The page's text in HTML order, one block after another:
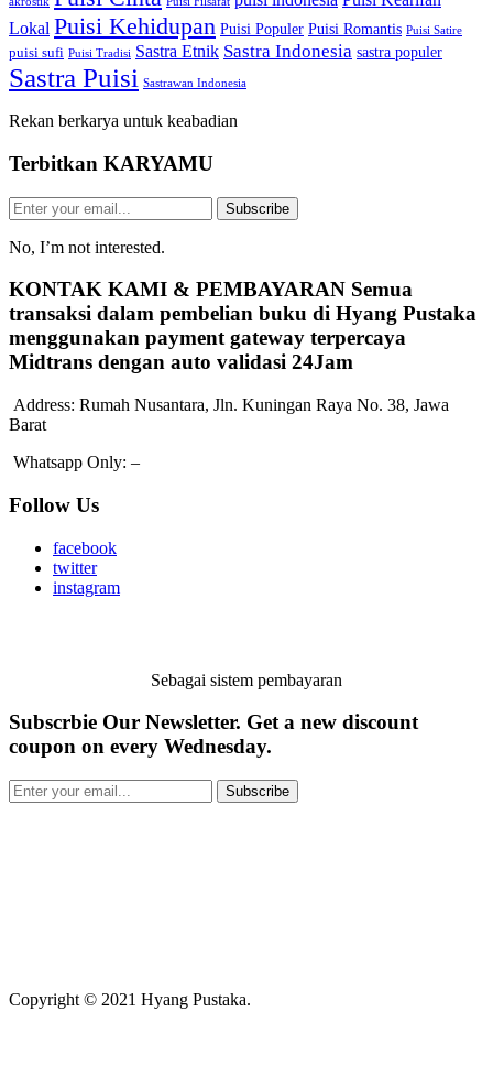
Lokal Puisi Kehidupan Puisi Populer Puisi Romantis Puisi Satire
puisi sufi Puisi Tradisi Sastra Etnik Sastra Indonesia sastra populer
Sastra Puisi Sastrawan Indonesia
Rekan berkarya untuk keabadian
Terbitkan KARYAMU
Subscribe
No, I’m not interested.
KONTAK KAMI & PEMBAYARAN Semua
transaksi dalam pembelian buku di Hyang Pustaka
menggunakan payment gateway terpercaya
Midtrans dengan auto validasi 24Jam
Address: Rumah Nusantara, Jln. Kuningan Raya No. 38, Jawa
Barat
Whatsapp Only: –
Follow Us
facebook
twitter
instagram
Sebagai sistem pembayaran
Subscrbie Our Newsletter. Get a new discount
coupon on every Wednesday.
Subscribe
Copyright © 2021 Hyang Pustaka.